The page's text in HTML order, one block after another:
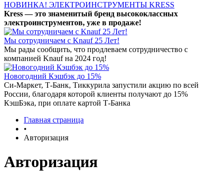
НОВИНКА! ЭЛЕКТРОИНСТРУМЕНТЫ KRESS
Kress — это знаменитый бренд высококлассных
электроинструментов, уже в продаже!
Мы сотрудничаем с Knauf 25 Лет!
Мы рады сообщить, что продлеваем сотрудничество с
компанией Knauf на 2024 год!
Новогодний Кэшбэк до 15%
Си-Маркет, Т-Банк, Тиккурила запустили акцию по всей
России, благодаря которой клиенты получают до 15%
КэшБэка, при оплате картой Т-Банка
Главная страница
•
Авторизация
Авторизация